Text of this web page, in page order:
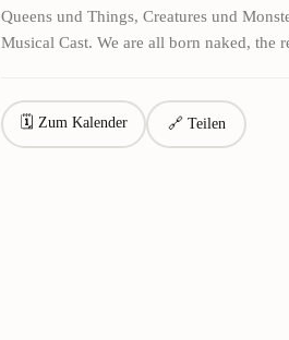
Queens und Things, Creatures und
Musical Cast. We are all born naked, the
🗓 Zum Kalender 🔗 Teilen